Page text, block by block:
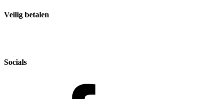
Veilig betalen
Socials